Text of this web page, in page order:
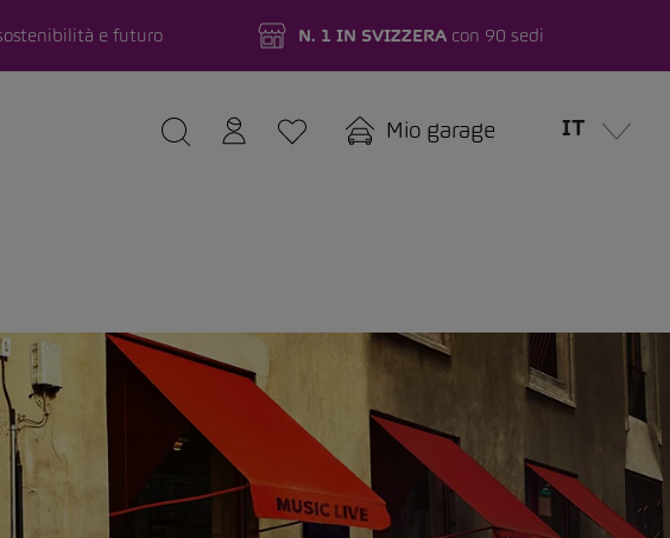
e futuro N. 1 IN SVIZZERAcon 90 sedi
Mio garage IT